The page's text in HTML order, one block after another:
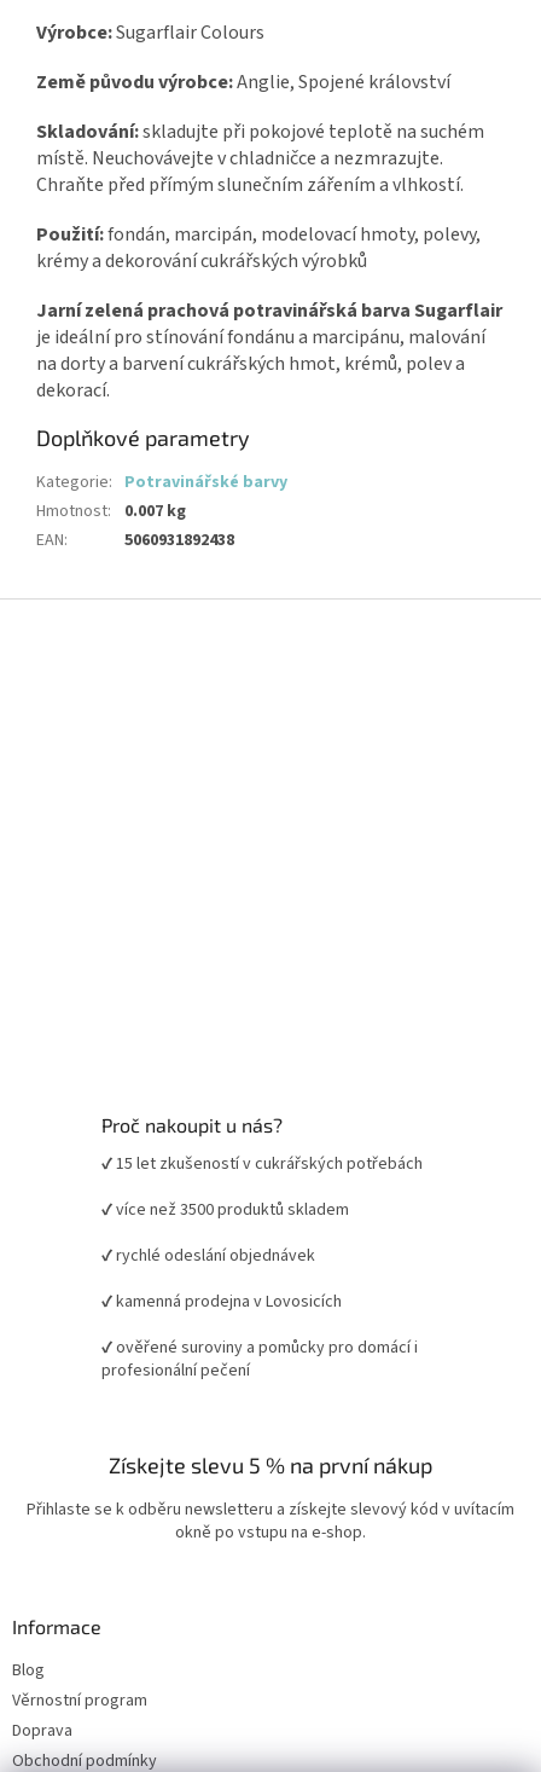
Výrobce:Sugarflair Colours
Země původu výrobce:Anglie, Spojené království
Skladování:skladujte při pokojové teplotě na suchém
místě. Neuchovávejte v chladničce a nezmrazujte.
Chraňte před přímým slunečním zářením a vlhkostí.
Použití:fondán, marcipán, modelovací hmoty, polevy,
krémy a dekorování cukrářských výrobků
Jarní zelená prachová potravinářská barva Sugarflair
je ideální pro stínování fondánu a marcipánu, malování
na dorty a barvení cukrářských hmot, krémů, polev a
dekorací.
Doplňkové parametry
Kategorie: Potravinářské barvy
Hmotnost:
0.007 kg
EAN: 5060931892438
Proč nakoupit u nás?
✔ 15 let zkušeností v cukrářských potřebách
✔ více než 3500 produktů skladem
✔ rychlé odeslání objednávek
✔ kamenná prodejna v Lovosicích
✔ ověřené suroviny a pomůcky pro domácí i
profesionální pečení
Získejte slevu 5 % na první nákup
Přihlaste se k odběru newsletteru a získejte slevový kód v uvítacím
okně po vstupu na e-shop.
Informace
Blog
Věrnostní program
Doprava
Obchodní podmínky